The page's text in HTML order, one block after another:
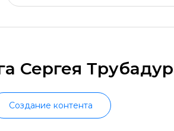
Сергея
Создание контента